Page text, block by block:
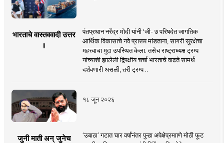
भारताचे वास्तववादी उत्तर
!
पंतप्रधान नरेंद्र मोदी यांनी 'जी- ७ परिषदेत जागतिक
आर्थिक विकासाचे नवे प्रारूप मांडताना, सागरी सुरक्षेचा
महत्त्वाचा मुद्दा उपस्थित केला. तसेच राष्ट्राध्यक्ष ट्रम्प
यांच्याशी झालेली द्विपक्षीय चर्चा भारताचे वाढते सामर्थ
दर्शवणारी असली, तरी ट्रम्प ..
१८ जून २०२६
जुनी माती अन् जुनेच
‘उबाठा’ गटात चार वर्षांनंतर पुन्हा अपेक्षेप्रमााणे मोठी फूट